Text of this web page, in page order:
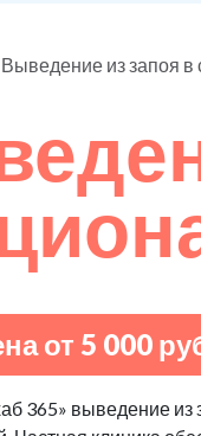
Выведение из запоя в
от 5 000
365» выведение из